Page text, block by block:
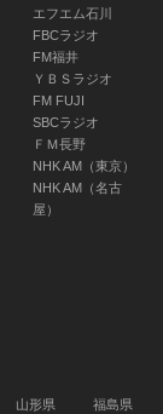
わくわくお
便
07:30 ～
エフエム石川
FBCラジオ
FM福井
ＹＢＳラジオ
FM FUJI
SBCラジオ
ＦＭ長野
NHK AM（東京）
NHK AM（名古
屋）
山形県 福島県